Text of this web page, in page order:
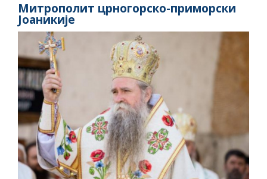
Митрополит црногорско-приморски
Јоаникије